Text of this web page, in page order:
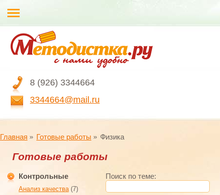
8 (926) 3344664
3344664@mail.ru
Главная Готовые работы Физика
Готовые работы
Контрольные
Анализ качества(7)
Поиск по теме: